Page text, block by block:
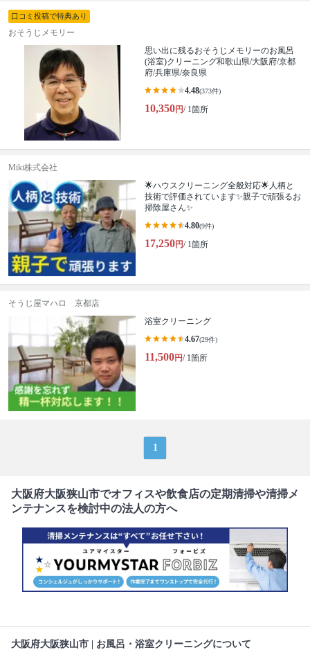
口コミ投稿で特典あり
おそうじメモリー
思い出に残るおそうじメモリーのお風呂
(浴室)クリーニング和歌山県/大阪府/京都
府/兵庫県/奈良県
4.48(373件)
10,350円/ 1箇所
Miki株式会社
🌟ハウスクリーニング全般対応🌟人柄と
技術で評価されています✨親子で頑張るお
掃除屋さん✨
4.80(9件)
17,250円/ 1箇所
そうじ屋マハロ 京都店
浴室クリーニング
4.67(29件)
11,500円/ 1箇所
1
大阪府大阪狭山市でオフィスや飲食店の定期清掃や清掃メ
ンテナンスを検討中の法人の方へ
大阪府大阪狭山市 | お風呂・浴室クリーニングについて